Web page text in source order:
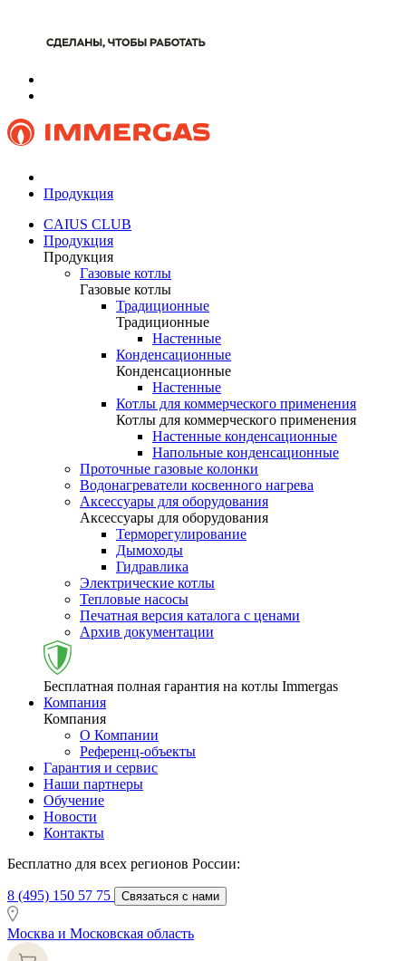
Продукция
CAIUS CLUB
Продукция
Продукция
Газовые котлы
Газовые котлы
Традиционные
Традиционные
Настенные
Конденсационные
Конденсационные
Настенные
Котлы для коммерческого применения
Котлы для коммерческого применения
Настенные конденсационные
Напольные конденсационные
Проточные газовые колонки
Водонагреватели косвенного нагрева
Аксессуары для оборудования
Аксессуары для оборудования
Терморегулирование
Дымоходы
Гидравлика
Электрические котлы
Тепловые насосы
Печатная версия каталога с ценами
Архив документации
Бесплатная полная гарантия на котлы Immergas
Компания
Компания
О Компании
Референц-объекты
Гарантия и сервис
Наши партнеры
Обучение
Новости
Контакты
Бесплатно для всех регионов России:
8 (495) 150 57 75 Связаться с нами
Москва и Московская область